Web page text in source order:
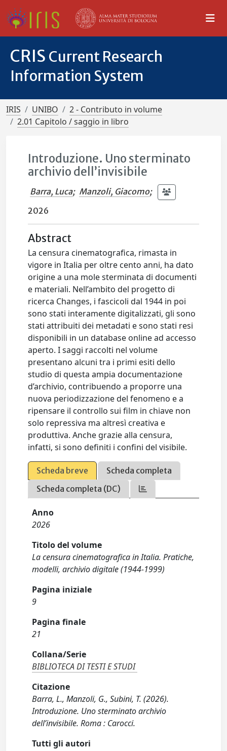
CRIS Current Research
Information System
IRIS UNIBO
2 - Contributo in volume
2.01 Capitolo / saggio in libro
Introduzione. Uno sterminato
archivio dell’invisibile
Barra, Luca; Manzoli, Giacomo;
2026
Abstract
La censura cinematografica, rimasta in
vigore in Italia per oltre cento anni, ha dato
origine a una mole sterminata di documenti
e materiali. Nell’ambito del progetto di
ricerca Changes, i fascicoli dal 1944 in poi
sono stati interamente digitalizzati, gli sono
stati attribuiti dei metadati e sono stati resi
disponibili in un database online ad accesso
aperto. I saggi raccolti nel volume
presentano alcuni tra i primi esiti dello
studio di questa ampia documentazione
d’archivio, contribuendo a proporre una
nuova periodizzazione del fenomeno e a
ripensare il controllo sui film in chiave non
solo repressiva ma altresì creativa e
produttiva. Anche grazie alla censura,
infatti, si sono definiti i confini del visibile.
Scheda breve
Scheda completa
Scheda completa (DC)
Anno
2026
Titolo del volume
La censura cinematografica in Italia. Pratiche,
modelli, archivio digitale (1944-1999)
Pagina iniziale
9
Pagina finale
21
Collana/Serie
BIBLIOTECA DI TESTI E STUDI
Citazione
Barra, L., Manzoli, G., Subini, T. (2026).
Introduzione. Uno sterminato archivio
dell’invisibile. Roma : Carocci.
Tutti gli autori